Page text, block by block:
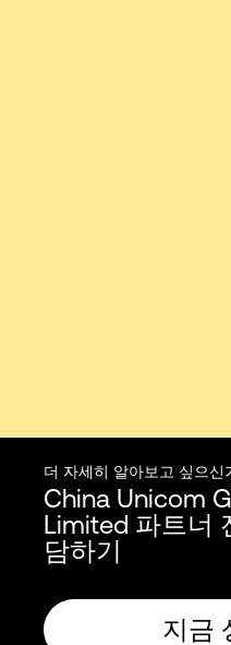
더 자세히 알아보고 싶으신
China Unicom
Limited 파트너
담하기
지금